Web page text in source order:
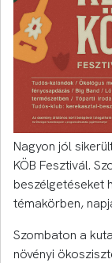
Nagyon jól
KÖB Fesztivál.
beszélgetéseket
témakörben,
Szombaton a
növényi